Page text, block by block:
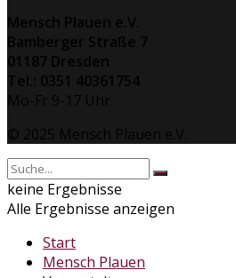
Mensch Plauen e.V.
Bamberger Straße 7
01187 Dresden
Tel.: 0351 40361754
Mo-Fr 9-17 Uhr
© 2025 Mensch Plauen e.V.
keine Ergebnisse
Alle Ergebnisse anzeigen
Start
Mensch Plauen